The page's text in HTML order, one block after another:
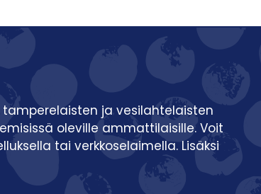
ja vesilahtelaisten
oleville ammattilaisille. Voit
tai verkkoselaimella. Lisäksi